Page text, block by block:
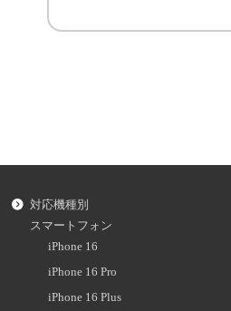
対応機種別
スマートフォン
iPhone 16
iPhone 16 Pro
iPhone 16 Plus